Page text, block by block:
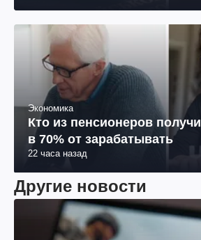
Экономика
Кто из пенсионеров
в 70% от зарабатывать
22 часа назад
Другие новости